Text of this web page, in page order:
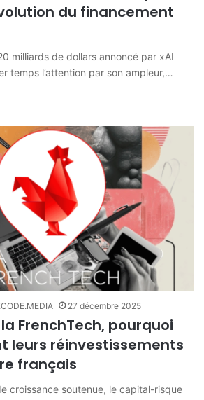
du financement
milliards de dollars annoncé par xAI
temps l’attention par son ampleur,…
27 décembre 2025
FrenchTech, pourquoi
leurs réinvestissements
français
croissance soutenue, le capital-risque